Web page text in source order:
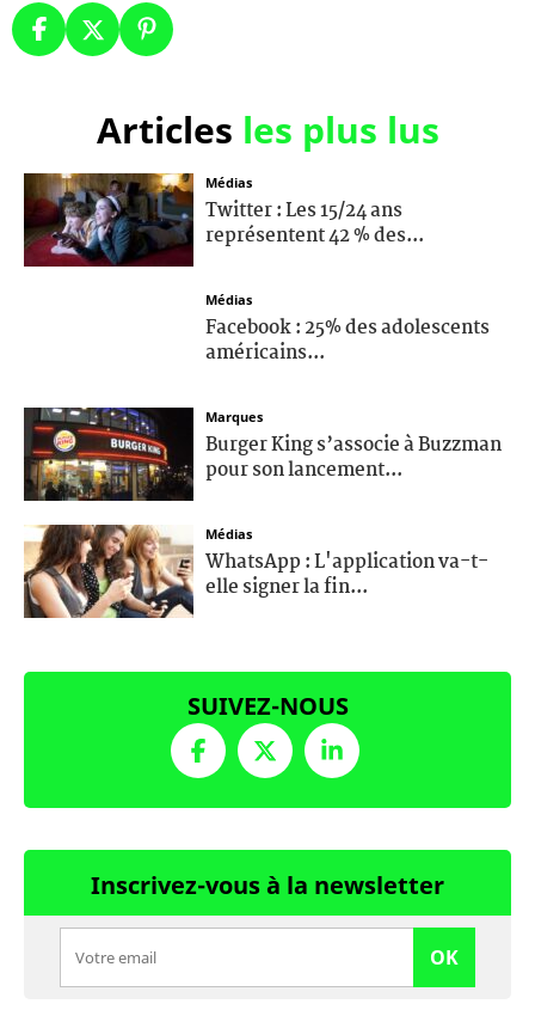
Articles les plus lus
Médias
Twitter : Les 15/24 ans
représentent 42 % des...
Médias
Facebook : 25% des adolescents
américains...
Marques
Burger King s’associe à Buzzman
pour son lancement...
Médias
WhatsApp : L'application va-t-
elle signer la fin...
SUIVEZ-NOUS
Inscrivez-vous à la newsletter
OK